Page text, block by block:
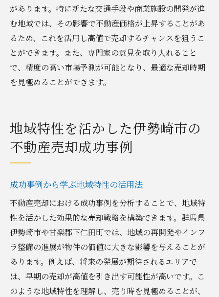
があります。特に新たな交通手段や商業施設の開発が進
む地域では、その影響で不動産価格が上昇することがあ
るため、これを活用し高値で売却するチャンスを狙うこ
とができます。また、専門家の意見を取り入れること
で、精度の高い市場予測が可能となり、最適な売却時期
を見極めることができます。
地域特性を活かした伊勢崎市の
不動産売却成功事例
成功事例から学ぶ地域特性の活用法
不動産売却における成功事例を分析することで、地域特
性を活かした効果的な売却戦略を構築できます。群馬県
伊勢崎市や甘楽郡下仁田町では、地域の再開発やインフ
ラ整備の進展が物件の価値に大きな影響を与えることが
あります。例えば、将来の発展が期待されるエリアで
は、早期の売却が高値を引き出す可能性が高いです。こ
のような地域特性を理解し、売り時を見極めることが、